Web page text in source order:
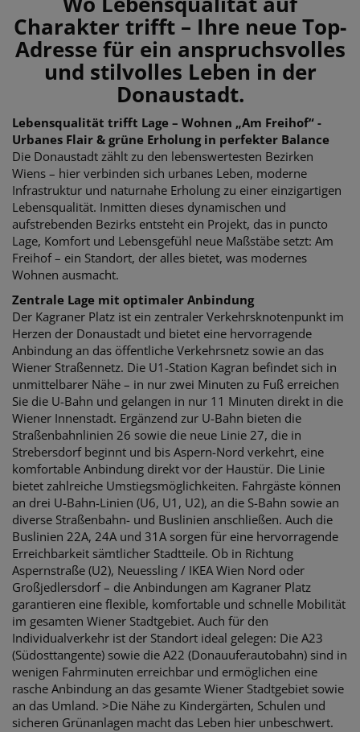
Charakter trifft – Ihre neue Top-
Adresse für ein anspruchsvolles
und stilvolles Leben in der
Donaustadt.
Lebensqualität trifft Lage – Wohnen „Am Freihof“ -
Urbanes Flair & grüne Erholung in perfekter Balance
Die Donaustadt zählt zu den lebenswertesten Bezirken
Wiens – hier verbinden sich urbanes Leben, moderne
Infrastruktur und naturnahe Erholung zu einer einzigartigen
Lebensqualität. Inmitten dieses dynamischen und
aufstrebenden Bezirks entsteht ein Projekt, das in puncto
Lage, Komfort und Lebensgefühl neue Maßstäbe setzt: Am
Freihof – ein Standort, der alles bietet, was modernes
Wohnen ausmacht.
Zentrale Lage mit optimaler Anbindung
Der Kagraner Platz ist ein zentraler Verkehrsknotenpunkt im
Herzen der Donaustadt und bietet eine hervorragende
Anbindung an das öffentliche Verkehrsnetz sowie an das
Wiener Straßennetz. Die U1-Station Kagran befindet sich in
unmittelbarer Nähe – in nur zwei Minuten zu Fuß erreichen
Sie die U-Bahn und gelangen in nur 11 Minuten direkt in die
Wiener Innenstadt. Ergänzend zur U-Bahn bieten die
Straßenbahnlinien 26 sowie die neue Linie 27, die in
Strebersdorf beginnt und bis Aspern-Nord verkehrt, eine
komfortable Anbindung direkt vor der Haustür. Die Linie
bietet zahlreiche Umstiegsmöglichkeiten. Fahrgäste können
an drei U-Bahn-Linien (U6, U1, U2), an die S-Bahn sowie an
diverse Straßenbahn- und Buslinien anschließen. Auch die
Buslinien 22A, 24A und 31A sorgen für eine hervorragende
Erreichbarkeit sämtlicher Stadtteile. Ob in Richtung
Aspernstraße (U2), Neuessling / IKEA Wien Nord oder
Großjedlersdorf – die Anbindungen am Kagraner Platz
garantieren eine flexible, komfortable und schnelle Mobilität
im gesamten Wiener Stadtgebiet. Auch für den
Individualverkehr ist der Standort ideal gelegen: Die A23
(Südosttangente) sowie die A22 (Donauuferautobahn) sind in
wenigen Fahrminuten erreichbar und ermöglichen eine
rasche Anbindung an das gesamte Wiener Stadtgebiet sowie
an das Umland. >Die Nähe zu Kindergärten, Schulen und
sicheren Grünanlagen macht das Leben hier unbeschwert.